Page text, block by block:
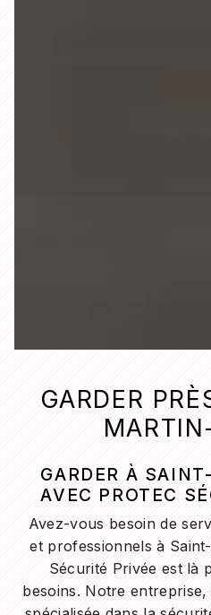
GARDER
GARDER À
AVEC PROTEC
Avez-vous besoin de
et professionnels à
Sécurité Privée est là
besoins. Notre